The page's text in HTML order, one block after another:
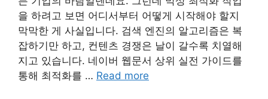
을 하려고 보면 어디서부터 어떻게 시작해야 할지
막막한 게 사실입니다. 검색 엔진의 알고리즘은 복
잡하기만 하고, 컨텐츠 경쟁은 날이 갈수록 치열해
지고 있습니다. 네이버 웹문서 상위 실전 가이드를
통해 최적화를 … Read more